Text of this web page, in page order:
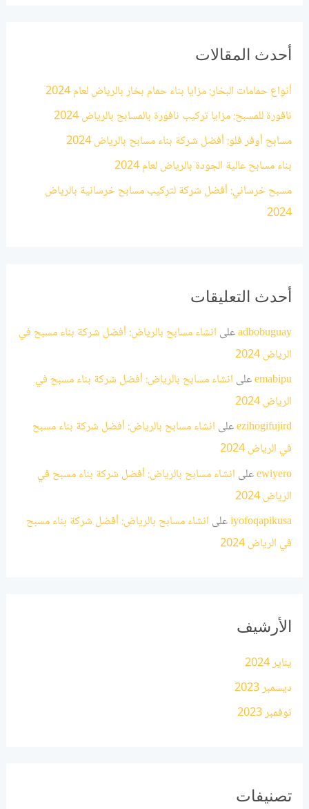
ث
ن
:
أحدث المقالات
أنواع حمامات البخار: مزايا بناء حمام بخار بالرياض لعام 2024
نافورة للمسبح: مزايا تركيب نافورة بالمسابح بالرياض 2024
مسابح أوفر فلو: أفضل شركة بناء مسابح بالرياض 2024
بناء مسابح عالية الجودة بالرياض لعام 2024
مسبح خرساني: أفضل شركة لتركيب مسابح خرسانية بالرياض
2024
أحدث التعليقات
adbobuguayعلى انشاء مسابح بالرياض: أفضل شركة بناء مسبح في
الرياض 2024
emabipuعلى انشاء مسابح بالرياض: أفضل شركة بناء مسبح في
الرياض 2024
ezihogifujirdعلى انشاء مسابح بالرياض: أفضل شركة بناء مسبح
في الرياض 2024
ewiyeroعلى انشاء مسابح بالرياض: أفضل شركة بناء مسبح في
الرياض 2024
iyofoqapikusaعلى انشاء مسابح بالرياض: أفضل شركة بناء مسبح
في الرياض 2024
الأرشيف
يناير 2024
ديسمبر 2023
نوفمبر 2023
تصنيفات